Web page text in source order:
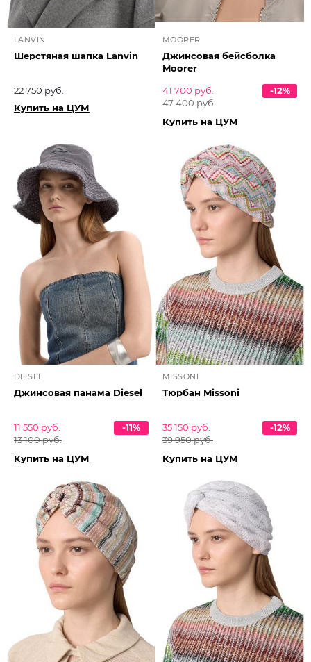
LANVIN
Шерстяная шапка Lanvin
22 750 руб.
Купить на ЦУМ
MOORER
Джинсовая бейсболка
Moorer
41 700 руб.
47 400 руб.
-12%
Купить на ЦУМ
DIESEL
Джинсовая панама Diesel
11 550 руб.
13 100 руб.
-11%
Купить на ЦУМ
MISSONI
Тюрбан Missoni
35 150 руб.
39 950 руб.
-12%
Купить на ЦУМ